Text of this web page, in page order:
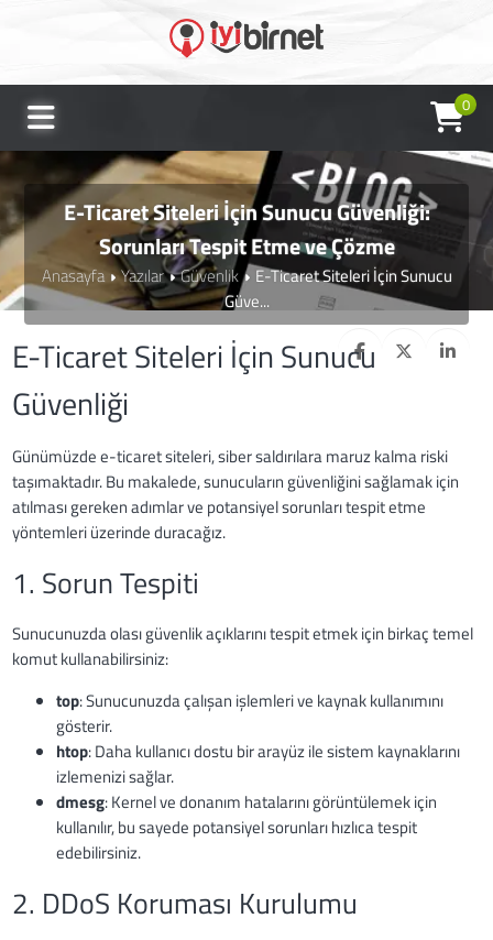
0
E-Ticaret Siteleri İçin Sunucu Güvenliği:
Sorunları Tespit Etme ve Çözme
Anasayfa Yazılar Güvenlik
E-Ticaret Siteleri İçin Sunucu
Güve...
E-Ticaret Siteleri İçin Sunucu
Güvenliği
Günümüzde e-ticaret siteleri, siber saldırılara maruz kalma riski
taşımaktadır. Bu makalede, sunucuların güvenliğini sağlamak için
atılması gereken adımlar ve potansiyel sorunları tespit etme
yöntemleri üzerinde duracağız.
1. Sorun Tespiti
Sunucunuzda olası güvenlik açıklarını tespit etmek için birkaç temel
komut kullanabilirsiniz:
top: Sunucunuzda çalışan işlemleri ve kaynak kullanımını
gösterir.
htop: Daha kullanıcı dostu bir arayüz ile sistem kaynaklarını
izlemenizi sağlar.
dmesg: Kernel ve donanım hatalarını görüntülemek için
kullanılır, bu sayede potansiyel sorunları hızlıca tespit
edebilirsiniz.
2. DDoS Koruması Kurulumu